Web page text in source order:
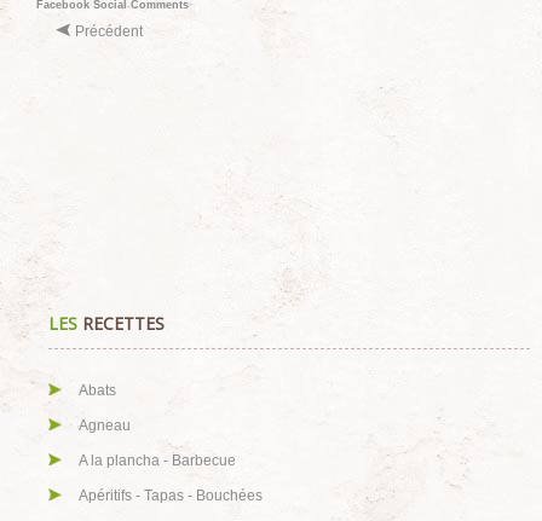
Facebook Social Comments
Précédent
LES RECETTES
Abats
Agneau
A la plancha - Barbecue
Apéritifs - Tapas - Bouchées